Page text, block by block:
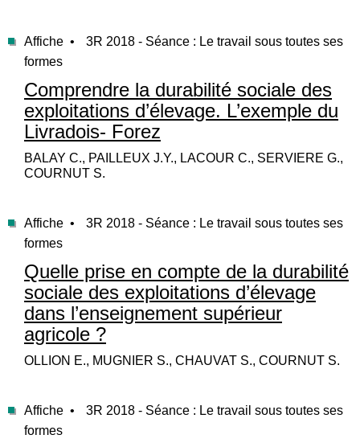
Affiche •
3R 2018 - Séance : Le travail sous toutes ses
formes
Comprendre la durabilité sociale des
exploitations d’élevage. L’exemple du
Livradois- Forez
BALAY C., PAILLEUX J.Y., LACOUR C., SERVIERE G.,
COURNUT S.
Affiche •
3R 2018 - Séance : Le travail sous toutes ses
formes
Quelle prise en compte de la durabilité
sociale des exploitations d’élevage
dans l’enseignement supérieur
agricole ?
OLLION E., MUGNIER S., CHAUVAT S., COURNUT S.
Affiche •
3R 2018 - Séance : Le travail sous toutes ses
formes